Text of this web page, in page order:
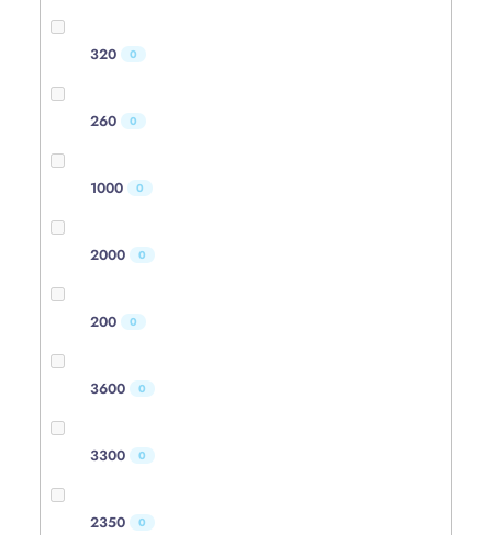
320 0
260 0
1000 0
2000 0
200 0
3600 0
3300 0
2350 0